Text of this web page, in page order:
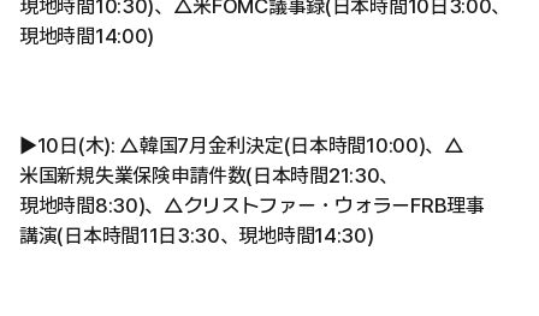
現地時間10:30)、△米FOMC議事録(日本時間10日3:00、
現地時間14:00)
▶︎10日(木): △韓国7月金利決定(日本時間10:00)、△
米国新規失業保険申請件数(日本時間21:30、
現地時間8:30)、△クリストファー・ウォラーFRB理事
講演(日本時間11日3:30、現地時間14:30)